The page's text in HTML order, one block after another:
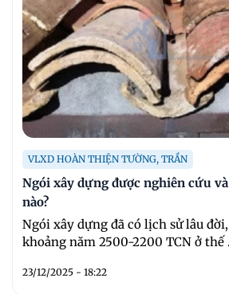
VLXD HOÀN THIỆN TƯỜNG, TRẦN
Ngói xây dựng được nghiên cứu
nào?
Ngói xây dựng đã có lịch sử lâu
khoảng năm 2500-2200 TCN ở thế
23/12/2025 - 18:22